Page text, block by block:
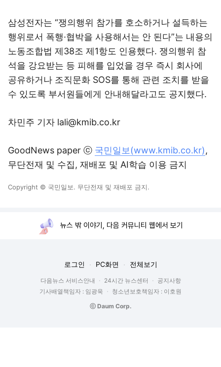
삼성전자는 “쟁의행위 참가를 호소하거나 설득하는
행위로서 폭행·협박을 사용해서는 안 된다”는 내용의
노동조합법 제38조 제1항도 인용했다. 쟁의행위 참
석을 강요받는 등 피해를 입었을 경우 즉시 회사에
공유하거나 조직문화 SOS를 통해 관련 조치를 받을
수 있도록 부서원들에게 안내해달라고도 공지했다.
차민주 기자 lali@kmib.co.kr
GoodNews paper ⓒ 국민일보(www.kmib.co.kr),
무단전재 및 수집, 재배포 및 AI학습 이용 금지
Copyright © 국민일보. 무단전재 및 재배포 금지.
뉴스 밖 이야기, 다음 커뮤니티 웹에서 보기
로그인 PC화면 전체보기
다음뉴스 서비스안내 24시간 뉴스센터
공지사항
기사배열책임자 : 임광욱
청소년보호책임자 : 이호원
ⓒ Daum Corp.